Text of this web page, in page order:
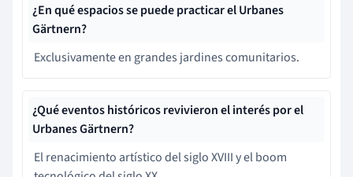
¿En qué espacios se puede practicar el Urbanes
Gärtnern?
Exclusivamente en grandes jardines comunitarios.
¿Qué eventos históricos revivieron el interés por el
Urbanes Gärtnern?
El renacimiento artístico del siglo XVIII y el boom